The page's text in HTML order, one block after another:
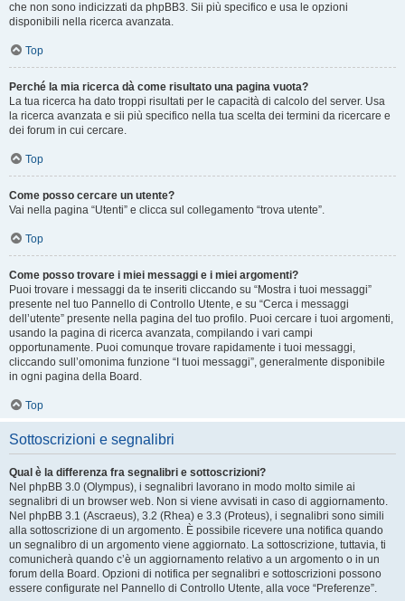
che non sono indicizzati da phpBB3. Sii più specifico e usa le opzioni
disponibili nella ricerca avanzata.
Top
Perché la mia ricerca dà come risultato una pagina vuota?
La tua ricerca ha dato troppi risultati per le capacità di calcolo del server. Usa
la ricerca avanzata e sii più specifico nella tua scelta dei termini da ricercare e
dei forum in cui cercare.
Top
Come posso cercare un utente?
Vai nella pagina “Utenti” e clicca sul collegamento “trova utente”.
Top
Come posso trovare i miei messaggi e i miei argomenti?
Puoi trovare i messaggi da te inseriti cliccando su “Mostra i tuoi messaggi”
presente nel tuo Pannello di Controllo Utente, e su “Cerca i messaggi
dell’utente” presente nella pagina del tuo profilo. Puoi cercare i tuoi argomenti,
usando la pagina di ricerca avanzata, compilando i vari campi
opportunamente. Puoi comunque trovare rapidamente i tuoi messaggi,
cliccando sull’omonima funzione “I tuoi messaggi”, generalmente disponibile
in ogni pagina della Board.
Top
Sottoscrizioni e segnalibri
Qual è la differenza fra segnalibri e sottoscrizioni?
Nel phpBB 3.0 (Olympus), i segnalibri lavorano in modo molto simile ai
segnalibri di un browser web. Non si viene avvisati in caso di aggiornamento.
Nel phpBB 3.1 (Ascraeus), 3.2 (Rhea) e 3.3 (Proteus), i segnalibri sono simili
alla sottoscrizione di un argomento. È possibile ricevere una notifica quando
un segnalibro di un argomento viene aggiornato. La sottoscrizione, tuttavia, ti
comunicherà quando c’è un aggiornamento relativo a un argomento o in un
forum della Board. Opzioni di notifica per segnalibri e sottoscrizioni possono
essere configurate nel Pannello di Controllo Utente, alla voce “Preferenze”.